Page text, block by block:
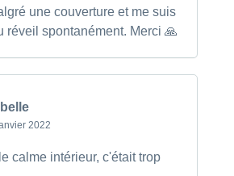
une couverture et me suis
réveil spontanément. Merci 🙏
2022
calme intérieur, c'était trop